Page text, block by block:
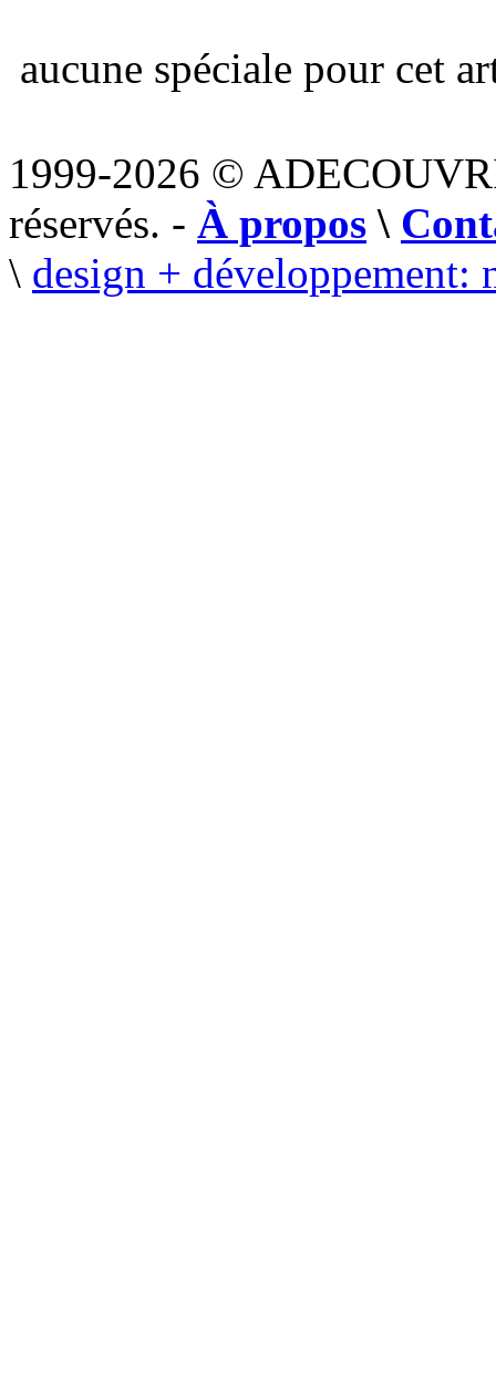
aucune spéciale pour cet
1999-2026 ©
réservés. - À propos \
\ design + développement: